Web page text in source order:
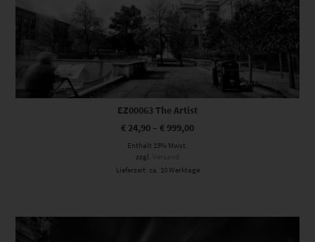
EZ00063 The Artist
€ 24,90 – € 999,00
Enthält 19% Mwst.
zzgl. Versand
Lieferzeit: ca. 10 Werktage
Dieses Produkt weist mehrere Varianten auf. Die Optionen können auf der Produktseite gewählt werden